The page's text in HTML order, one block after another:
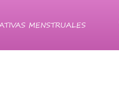
MENSTRUALES